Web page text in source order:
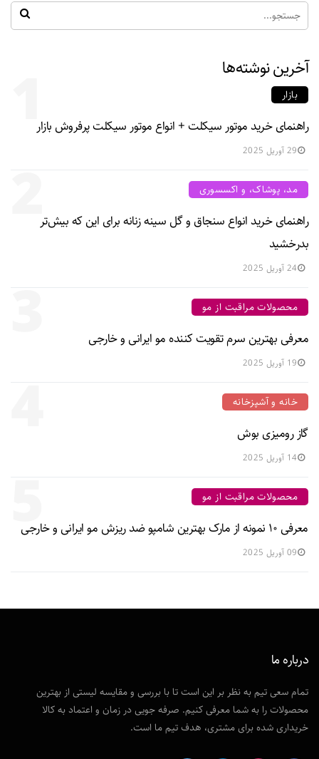
آخرین نوشته‌ها 1 بازار
راهنمای خرید موتور سیکلت + انواع موتور سیکلت پرفروش بازار
29 آوریل 2025
2 مد، پوشاک، و اکسسوری
راهنمای خرید انواع سنجاق و گل سینه زنانه برای این که بیش‌تر
بدرخشید
24 آوریل 2025
محصولات مراقبت از مو
معرفی بهترین سرم تقویت کننده مو ایرانی و خارجی
19 آوریل 2025
خانه و آشپزخانه
گاز رومیزی بوش
14 آوریل 2025
5 محصولات مراقبت از مو
معرفی ۱۰ نمونه از مارک بهترین شامپو ضد ریزش مو ایرانی و خارجی
09 آوریل 2025
درباره ما
تمام سعی تیم به نظر بر این است تا با بررسی و مقایسه لیستی از بهترین
محصولات را به شما معرفی کنیم. صرفه جویی در زمان و اعتماد به کالا
خریداری شده برای مشتری، هدف تیم ما است.